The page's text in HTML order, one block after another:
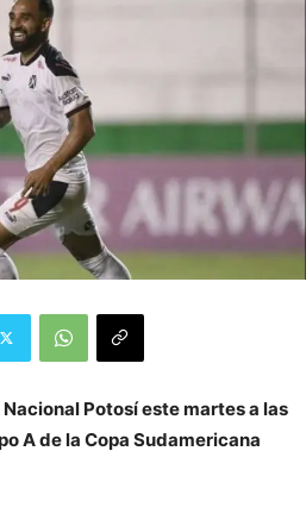
Potosí este martes a las
A de la Copa Sudamericana